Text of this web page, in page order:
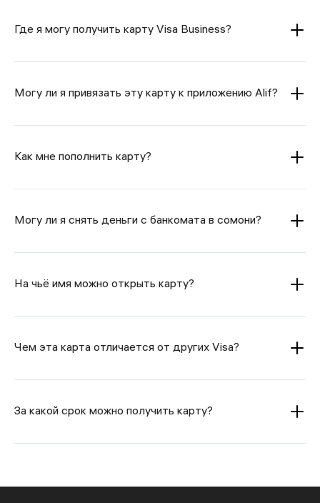
Где я могу получить карту Visa Business?
Могу ли я привязать эту карту к приложению Alif?
Как мне пополнить карту?
Могу ли я снять деньги с банкомата в сомони?
На чьё имя можно открыть карту?
Чем эта карта отличается от других Visa?
За какой срок можно получить карту?